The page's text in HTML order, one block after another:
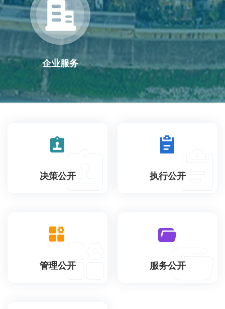
企业服务
决策公开 执行公开
管理公开 服务公开